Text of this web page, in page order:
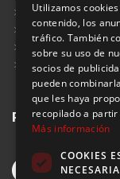
Política de
Política de Cookies
Política de
Suscribirse al
Redes sociales
Utilizamos
contenido, los
tráfico. También
sobre su uso de
socios de
pueden
que les haya
recopilado a
Más información
COOKIES